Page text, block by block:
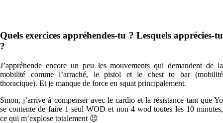
Quels exercices appréhendes-tu ? Lesquels apprécies-tu
?
J’appréhende encore un peu les mouvements qui demandent de la
mobilité comme l’arraché, le pistol et le chest to bar (mobilité
thoracique). Et je manque de force en squat principalement.
Sinon, j’arrive à compenser avec le cardio et la résistance tant que Yo
se contente de faire 1 seul WOD et non 4 wod toutes les 10 minutes,
ce qui m’explose totalement 😉